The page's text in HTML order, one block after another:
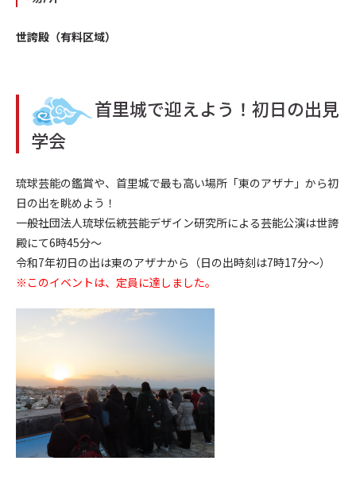
世誇殿（有料区域）
首里城で迎えよう！初日の出見
学会
琉球芸能の鑑賞や、首里城で最も高い場所「東のアザナ」から初
日の出を眺めよう！
一般社団法人琉球伝統芸能デザイン研究所による芸能公演は世誇
殿にて6時45分～
令和7年初日の出は東のアザナから（日の出時刻は7時17分～）
※このイベントは、定員に達しました。